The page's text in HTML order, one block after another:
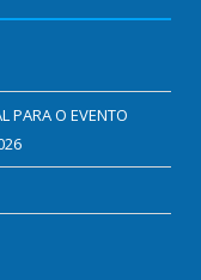
PARA O EVENTO